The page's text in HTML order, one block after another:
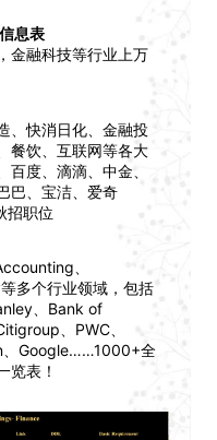
息表
金融科技等行业上万
、快消日化、金融投
餐饮、互联网等各大
度、滴滴、中金、
巴、宝洁、爱奇
招职位
、
多个行业领域，包括
、Bank of
、PWC、
、Google……1000+全
览表！